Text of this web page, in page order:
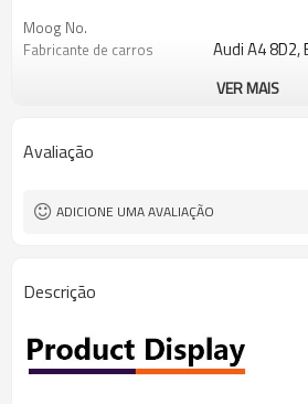
Moog No.
Fabricante de carros
Audi A4
Cor
VER MAIS
Avaliação
ADICIONE UMA AVALIAÇÃO
Descrição